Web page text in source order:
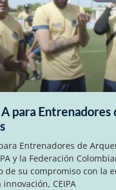
para Entrenadores
Entrenadores de
y la Federación
de su compromiso con la
CEIPA